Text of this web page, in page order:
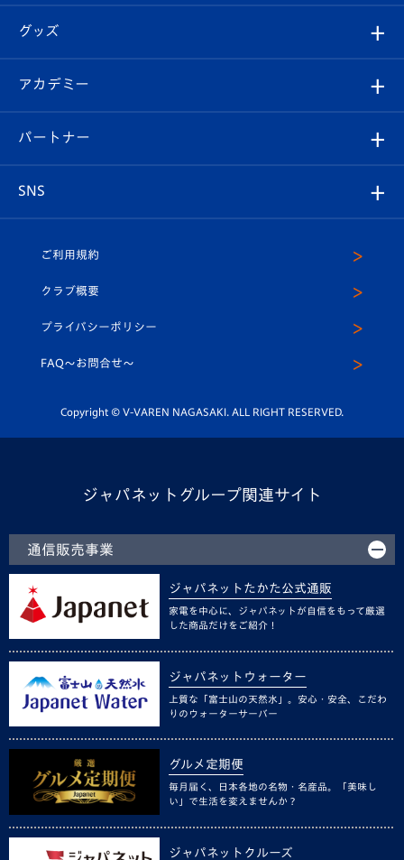
チケット
イベント
メディア
ホームタウン
スタッフプロフィール
マスコット紹介
平和祈念活動
ホームタウン活動
はじめての観戦ガイド
Revive Team
ヴィヴィくんの長崎おもてなしガイド
フォトギャラリー
スタジアムグルメ
チケット
V-LOVERS（ファンクラブ）
プレイヤーズスイート
グッズ
オンラインショップ
店舗情報
アカデミー
育成からのお知らせ
U-18
スクール
パートナー
SNS
ヴィヴィくんインスタグラム
公式LINE＠
ご利用規約
クラブ概要
プライバシーポリシー
FAQ〜お問合せ〜
Copyright © V-VAREN NAGASAKI. ALL RIGHT RESERVED.
ジャパネットグループ関連サイト
通信販売事業
ジャパネットたかた公式通販
家電を中心に、ジャパネットが自信をもって厳選
した商品だけをご紹介！
ジャパネットウォーター
上質な「富士山の天然水」。安心・安全、こだわ
りのウォーターサーバー
グルメ定期便
毎月届く、日本各地の名物・名産品。「美味し
い」で生活を変えませんか？
ジャパネットクルーズ